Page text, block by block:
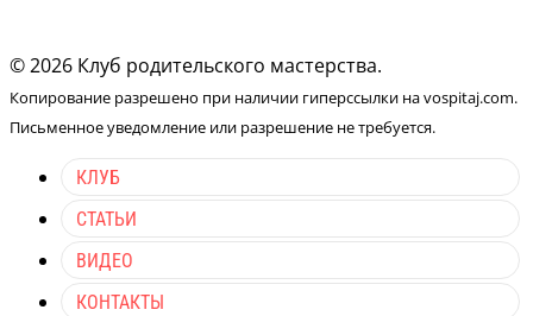
© 2026 Клуб родительского мастерства.
Копирование разрешено при наличии гиперссылки на vospitaj.com.
Письменное уведомление или разрешение не требуется.
КЛУБ
СТАТЬИ
ВИДЕО
КОНТАКТЫ